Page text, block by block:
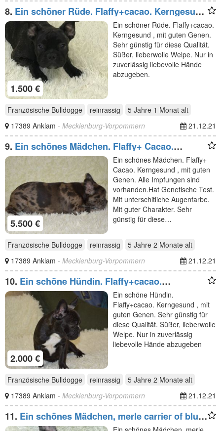
8. Ein schöner Rüde. Flaffy+cacao. Kerngesund
, mit guten
1.500 €
Ein schöner Rüde. Flaffy+cacao.
Kerngesund , mit guten Genen.
Sehr günstig für diese Qualität.
Süßer, lieberwolle Welpe. Nur in
zuverlässig liebevolle Hände
abzugeben.
Französische Bulldogge reinrassig 5 Jahre 1 Monat alt
17389 Anklam - Mecklenburg-Vorpommern 21.12.21
9. Ein schönes Mädchen. Flaffy+ Cacao.
Kerngesund , mit
5.500 €
Ein schönes Mädchen. Flaffy+
Cacao. Kerngesund , mit guten
Genen. Alle Impfungen sind
vorhanden.Hat Genetische Test.
Mit unterschitliche Augenfarbe.
Mit guter Charakter. Sehr
günstig für diese…
Französische Bulldogge reinrassig 5 Jahre 2 Monate alt
17389 Anklam - Mecklenburg-Vorpommern 21.12.21
10. Ein schöne Hündin. Flaffy+cacao.
Kerngesund , mit guten
2.000 €
Ein schöne Hündin.
Flaffy+cacao. Kerngesund , mit
guten Genen. Sehr günstig für
diese Qualität. Süßer, lieberwolle
Welpe. Nur in zuverlässig
liebevolle Hände abzugeben
Französische Bulldogge reinrassig 5 Jahre 2 Monate alt
17389 Anklam - Mecklenburg-Vorpommern 21.12.21
11. Ein schönes Mädchen, merle carrier of blue
and fluffy.